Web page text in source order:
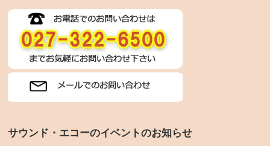
サウンド・エコーのイベントのお知らせ